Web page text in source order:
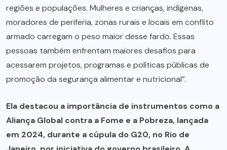
regiões e populações. Mulheres e crianças, indígenas,
moradores de periferia, zonas rurais e locais em conflito
armado carregam o peso maior desse fardo. Essas
pessoas também enfrentam maiores desafios para
acessarem projetos, programas e políticas públicas de
promoção da segurança alimentar e nutricional”.
Ela destacou a importância de instrumentos como a
Aliança Global contra a Fome e a Pobreza, lançada
em 2024, durante a cúpula do G20, no Rio de